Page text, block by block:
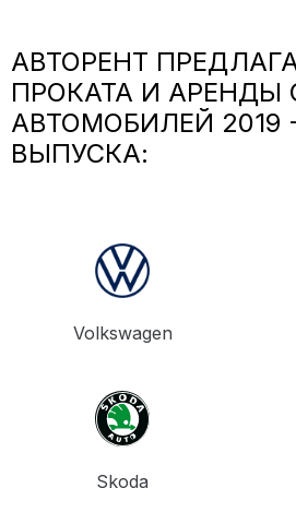
АВТОРЕНТ
ПРОКАТА И
АВТОМОБИЛЕЙ 2019
ВЫПУСКА:
Volkswagen
Skoda